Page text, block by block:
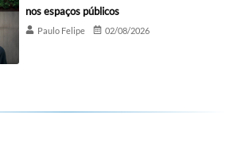
nos espaços públicos
Paulo Felipe 02/08/2026